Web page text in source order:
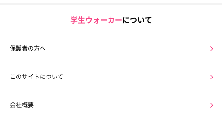
学生ウォーカーについて
保護者の方へ
このサイトについて
会社概要